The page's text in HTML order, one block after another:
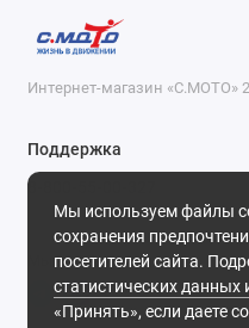
Мы используем файлы
сохранения
посетителей сайта.
статистических данных
«Принять», если даете
Интернет-магазин «С.МОТО»
Поддержка
8-800-55-00-327
Будни, с 09-30 до 18-30
Мы в сети